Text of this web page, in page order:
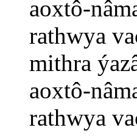
aoxtô-
rathwya
mithra
aoxtô-
rathwya